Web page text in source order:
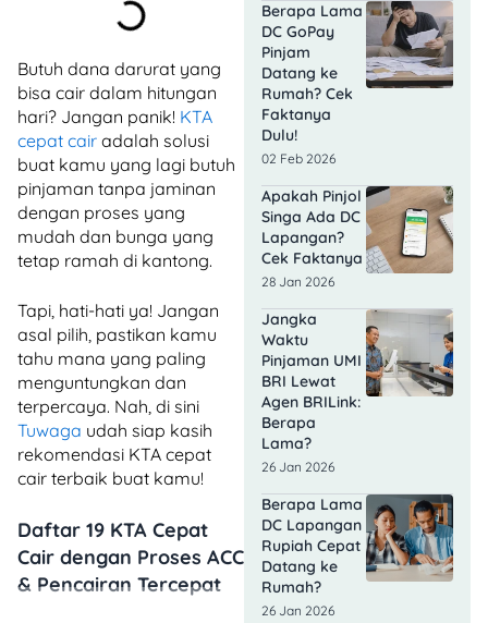
Butuh dana darurat yang
bisa cair dalam hitungan
hari? Jangan panik! KTA
cepat cair adalah solusi
buat kamu yang lagi butuh
pinjaman tanpa jaminan
dengan proses yang
mudah dan bunga yang
tetap ramah di kantong.
Tapi, hati-hati ya! Jangan
asal pilih, pastikan kamu
tahu mana yang paling
menguntungkan dan
terpercaya. Nah, di sini
Tuwaga udah siap kasih
rekomendasi KTA cepat
cair terbaik buat kamu!
Daftar 19 KTA Cepat
Cair dengan Proses ACC
& Pencairan Tercepat
Berapa Lama
DC GoPay
Pinjam
Datang ke
Rumah? Cek
Faktanya
Dulu!
02 Feb 2026
Apakah Pinjol
Singa Ada DC
Lapangan?
Cek Faktanya
28 Jan 2026
Jangka
Waktu
Pinjaman UMI
BRI Lewat
Agen BRILink:
Berapa
Lama?
26 Jan 2026
Berapa Lama
DC Lapangan
Rupiah Cepat
Datang ke
Rumah?
26 Jan 2026